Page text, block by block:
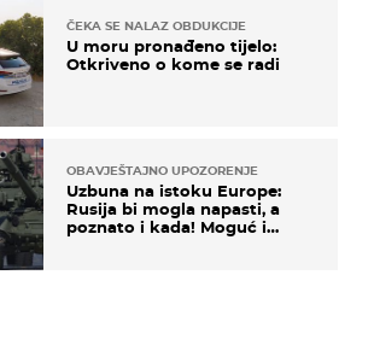
ČEKA SE NALAZ OBDUKCIJE
U moru pronađeno tijelo:
Otkriveno o kome se radi
OBAVJEŠTAJNO UPOZORENJE
Uzbuna na istoku Europe:
Rusija bi mogla napasti, a
poznato i kada! Moguć i